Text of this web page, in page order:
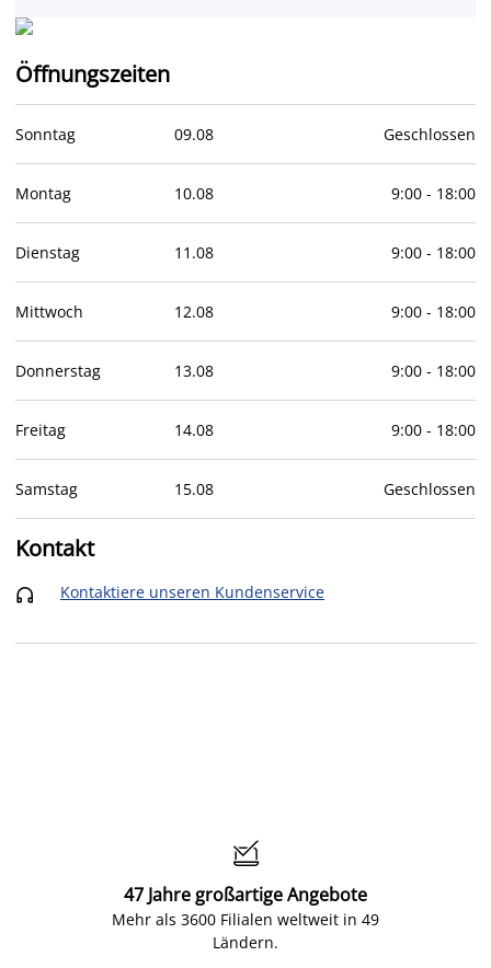
Öffnungszeiten
Sonntag 09.08 Geschlossen
Montag 10.08 9:00- 18:00
Dienstag 11 .08 9:00- 18:00
Mittwoch 12.08 9:00- 18:00
Donnerstag 13.08 9:00- 18:00
Freitag 14.08 9:00- 18:00
Samstag 15.08 Geschlossen
Kontakt
 Kontaktiere unseren Kundenservice

47 Jahre großartige Angebote
Mehr als 3600 Filialen weltweit in 49
Ländern.